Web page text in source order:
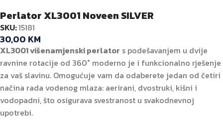
Perlator XL3001 Noveen SILVER
SKU:15181
30,00 KM
XL3001 višenamjenski perlator s podešavanjem u dvije
ravnine rotacije od 360° moderno je i funkcionalno rješenje
za vaš slavinu. Omogućuje vam da odaberete jedan od četiri
načina rada vodenog mlaza: aerirani, dvostruki, kišni i
vodopadni, što osigurava svestranost u svakodnevnoj
upotrebi.